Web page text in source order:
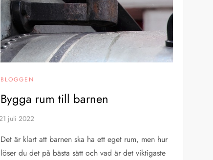
BLOGGEN
Bygga rum till barnen
Det är klart att barnen ska ha ett eget rum, men hur
löser du det på bästa sätt och vad är det viktigaste